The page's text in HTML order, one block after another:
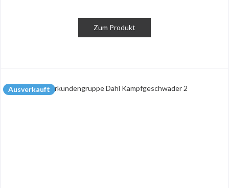
Zum Produkt
Ausverkauft